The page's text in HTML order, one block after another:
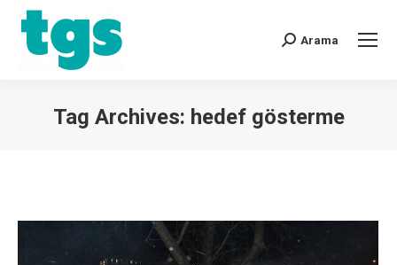
Arama
Tag Archives: hedef gösterme